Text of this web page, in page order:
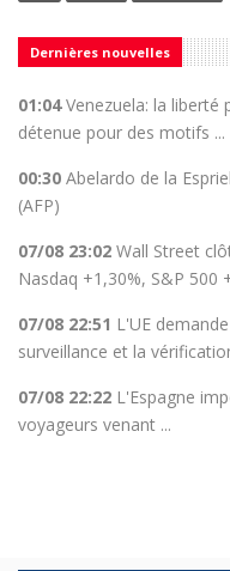
Dernières nouvelles
01:04 Venezuela: la liberté
détenue pour des motifs ...
00:30 Abelardo de la
(AFP)
07/08 23:02 Wall Street
Nasdaq +1,30%, S&P 500
07/08 22:51 L'UE
surveillance et la
07/08 22:22 L'Espagne
voyageurs venant ...